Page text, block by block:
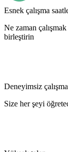
Esnek çalışma
Ne zaman
birleştirin
Deneyimsiz
Size her şeyi